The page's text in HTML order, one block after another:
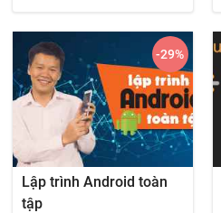
Lập trình Android toàn
tập
-29%